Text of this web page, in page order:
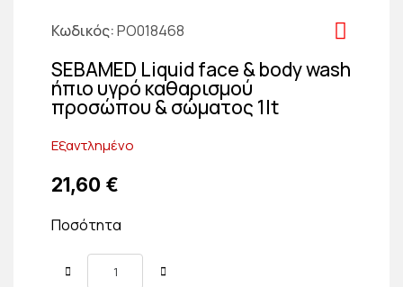
Κωδικός PO018468
SEBAMED Liquid face & body wash
ήπιο υγρό καθαρισμού
προσώπου & σώματος 1lt
Εξαντλημένο
21,60 €
Ποσότητα